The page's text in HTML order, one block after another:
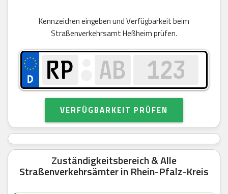
Kennzeichen eingeben und Verfügbarkeit beim
Straßenverkehrsamt Heßheim prüfen.
VERFÜGBARKEIT PRÜFEN
Zuständigkeitsbereich & Alle
Straßenverkehrsämter in Rhein-Pfalz-Kreis